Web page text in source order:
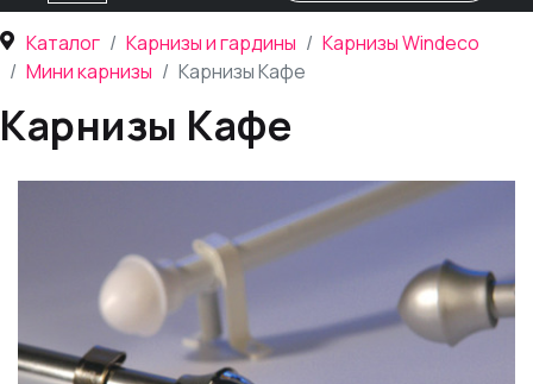
Type 2 or more characters
Каталог
Карнизы и гардины
Карнизы Windeco
Мини карнизы
Карнизы Кафе
Карнизы Кафе